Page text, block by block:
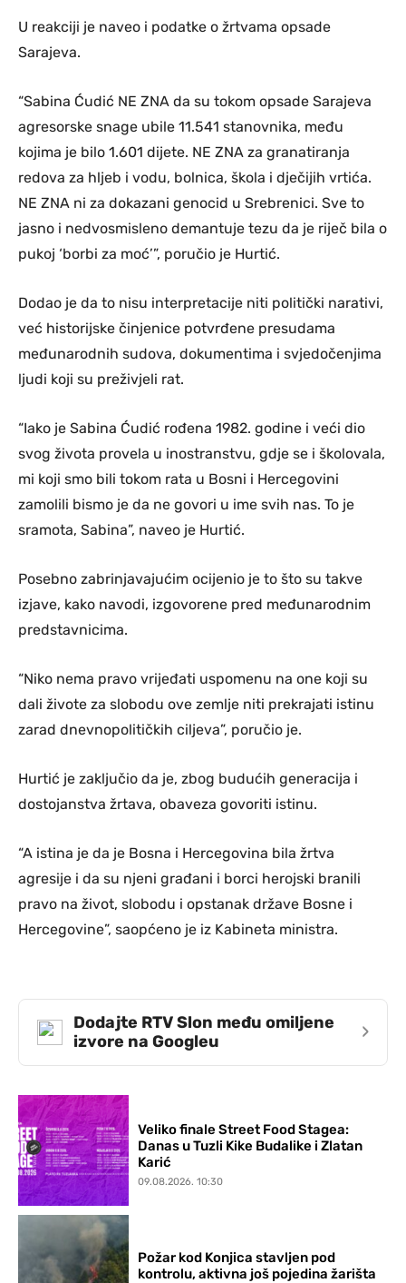
U reakciji je naveo i podatke o žrtvama opsade
Sarajeva.
“Sabina Ćudić NE ZNA da su tokom opsade Sarajeva
agresorske snage ubile 11.541 stanovnika, među
kojima je bilo 1.601 dijete. NE ZNA za granatiranja
redova za hljeb i vodu, bolnica, škola i dječijih vrtića.
NE ZNA ni za dokazani genocid u Srebrenici. Sve to
jasno i nedvosmisleno demantuje tezu da je riječ bila o
pukoj ‘borbi za moć’”, poručio je Hurtić.
Dodao je da to nisu interpretacije niti politički narativi,
već historijske činjenice potvrđene presudama
međunarodnih sudova, dokumentima i svjedočenjima
ljudi koji su preživjeli rat.
“Iako je Sabina Ćudić rođena 1982. godine i veći dio
svog života provela u inostranstvu, gdje se i školovala,
mi koji smo bili tokom rata u Bosni i Hercegovini
zamolili bismo je da ne govori u ime svih nas. To je
sramota, Sabina”, naveo je Hurtić.
Posebno zabrinjavajućim ocijenio je to što su takve
izjave, kako navodi, izgovorene pred međunarodnim
predstavnicima.
“Niko nema pravo vrijeđati uspomenu na one koji su
dali živote za slobodu ove zemlje niti prekrajati istinu
zarad dnevnopolitičkih ciljeva”, poručio je.
Hurtić je zaključio da je, zbog budućih generacija i
dostojanstva žrtava, obaveza govoriti istinu.
“A istina je da je Bosna i Hercegovina bila žrtva
agresije i da su njeni građani i borci herojski branili
pravo na život, slobodu i opstanak države Bosne i
Hercegovine”, saopćeno je iz Kabineta ministra.
Dodajte RTV Slon među omiljene
izvore na Googleu
›
Veliko finale Street Food Stagea:
Danas u Tuzli Kike Budalike i Zlatan
Karić
09.08.2026. 10:30
Požar kod Konjica stavljen pod
kontrolu, aktivna još pojedina žarišta